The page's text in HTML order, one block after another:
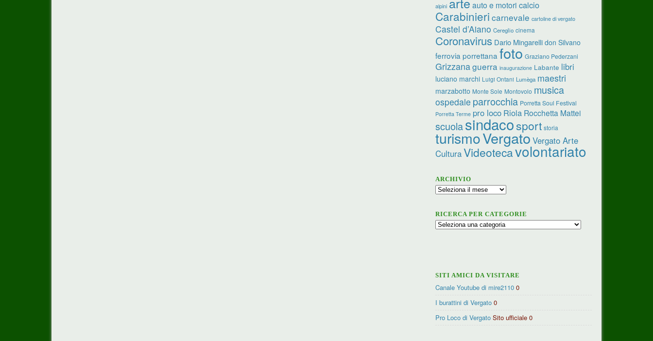
alpini
auto e motori calcio
Carabinieri carnevale cartoline di vergato
Castel d’Aiano Cereglio cinema
Coronavirus Dario Mingarelli don Silvano
ferrovia porrettana foto Graziano Pederzani
Grizzanaguerra inaugurazione Labante libri
luciano marchi Luigi Ontani Lumèga maestri
marzabotto Monte Sole Montovolo musica
ospedale parrocchia Porretta Soul Festival
Porretta Terme pro loco Riola Rocchetta Mattei
scuolasindacosport storia
turismoVergato Vergato Arte
CulturaVideotecavolontariato
ARCHIVIO
Archivio
RICERCA PER CATEGORIE
Ricerca
SITI AMICI DA VISITARE
Canale Youtube di mire2110 0
I burattini di Vergato 0
Pro Loco di Vergato Sito ufficiale 0